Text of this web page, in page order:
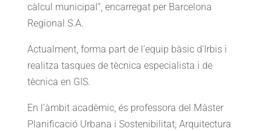
càlcul municipal”, encarregat per Barcelona
Regional S.A.
Actualment, forma part de l’equip bàsic d’Irbis i
realitza tasques de tècnica especialista i de
tècnica en GIS.
En l’àmbit acadèmic, és professora del Màster
Planificació Urbana i Sostenibilitat; Arquitectura